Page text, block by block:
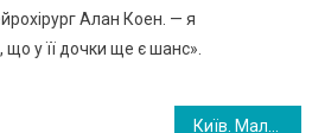
Алан Коен. — я
у її дочки ще є шанс».